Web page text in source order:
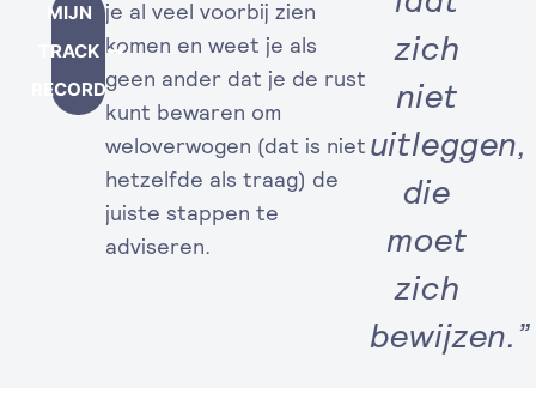
zich
niet
uitleggen,
die
moet
zich
bewijzen.”
je al veel voorbij zien
komen en weet je als
geen ander dat je de rust
kunt bewaren om
weloverwogen (dat is niet
hetzelfde als traag) de
juiste stappen te
adviseren.
MIJN
TRACK
RECORD